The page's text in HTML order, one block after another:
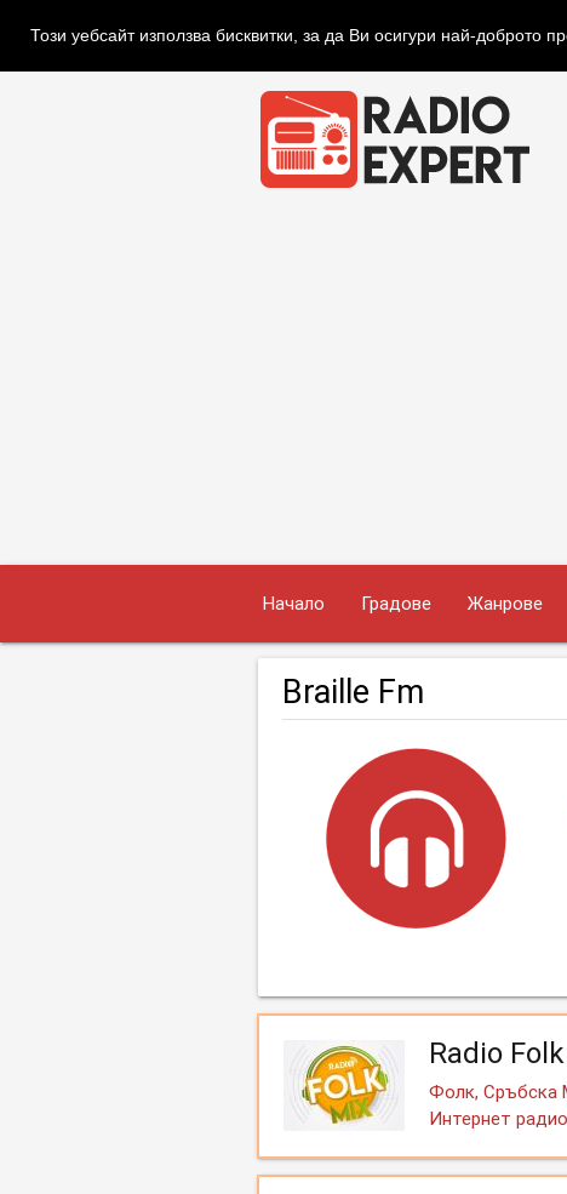
Този уебсайт използва бисквитки, за да Ви осигури най-доброто
Начало Градове Жанрове
Braille Fm
Radio
Фолк, Сръбска
Интернет радио